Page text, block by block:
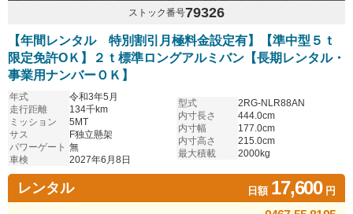
ストック番号79326
【年間レンタル 特別割引月極料金設定有】【準中型５ｔ
限定免許OＫ】２ｔ標準ロングアルミバン【長期レンタル・
事業用ナンバーＯＫ】
年式
令和3年5月
走行距離
134千km
ミッション
5MT
サス
F独立懸架
パワーゲート 無
車検
2027年6月8日
型式
2RG-NLR88AN
内寸長さ
444.0cm
内寸幅
177.0cm
内寸高さ
215.0cm
最大積載
2000kg
レンタル 日額 17,600円